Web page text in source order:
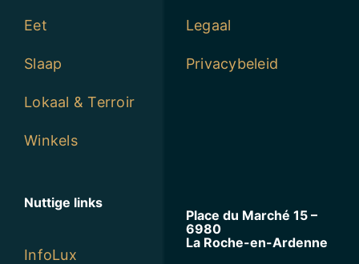
Eet
Slaap
Lokaal & Terroir
Winkels
Legaal
Privacybeleid
Nuttige links
InfoLux
Place du Marché 15 –
6980
La Roche-en-Ardenne